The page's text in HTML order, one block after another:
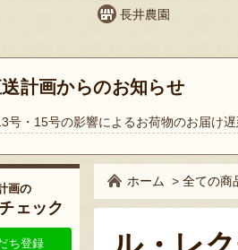
長井農園
計画からのお知らせ
号・15号の影響によるお荷物のお届け
ホーム > 全ての商
画の
ェック
ち登録